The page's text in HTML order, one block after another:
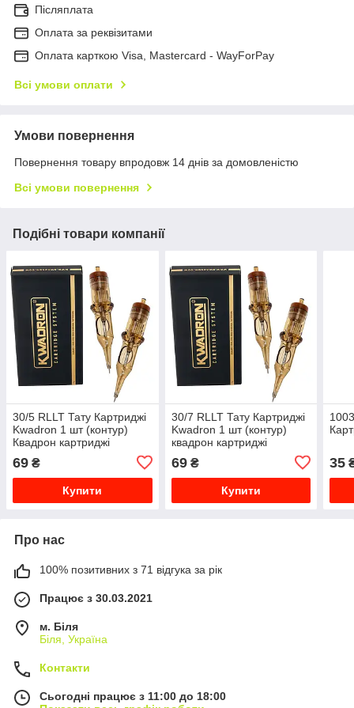
Післяплата
Оплата за реквізитами
Оплата карткою Visa, Mastercard - WayForPay
Всі умови оплати
Умови повернення
Повернення товару впродовж 14 днів за домовленістю
Всі умови повернення
Подібні товари компанії
30/5 RLLT Тату Картриджі
Kwadron 1 шт (контур)
Квадрон картриджі
69 ₴
Купити
30/7 RLLT Тату Картриджі
Kwadron 1 шт (контур)
квадрон картриджі
69₴
Купити
35
Про нас
100% позитивних з 71 відгука за рік
Працює з 30.03.2021
м. Біля
Біля, Україна
Контакти
Сьогодні працює з 11:00 до 18:00